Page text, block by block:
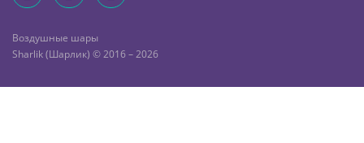
Воздушные шары
Sharlik (Шарлик) © 2016 – 2026